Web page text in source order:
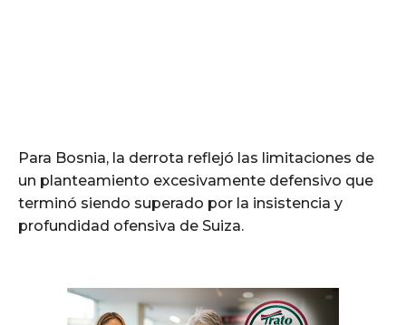
Para Bosnia, la derrota reflejó las limitaciones de
un planteamiento excesivamente defensivo que
terminó siendo superado por la insistencia y
profundidad ofensiva de Suiza.